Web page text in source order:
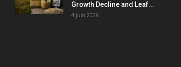
Growth Decline and Leaf...
4 juin 2026